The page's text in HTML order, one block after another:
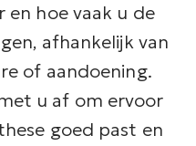
en hoe vaak u de
afhankelijk van
of aandoening.
u af om ervoor
goed past en